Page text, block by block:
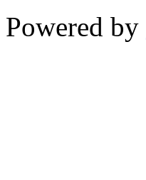
Powered by